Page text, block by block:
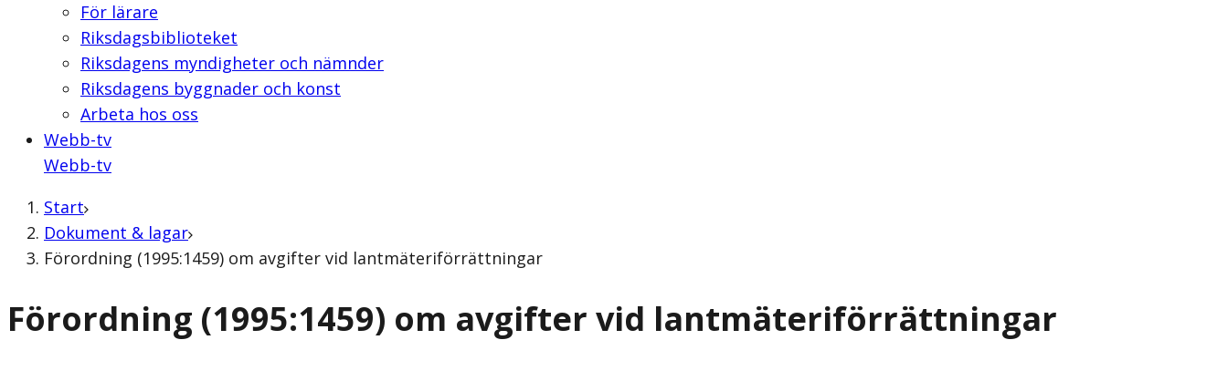
För lärare
Riksdagsbiblioteket
Riksdagens myndigheter och nämnder
Riksdagens byggnader och konst
Arbeta hos oss
Webb-tv
Webb-tv
Start
Dokument & lagar
Förordning (1995:1459) om avgifter vid lantmäteriförrättningar
Förordning (1995:1459) om avgifter vid lantmäteriförrättningar